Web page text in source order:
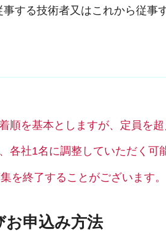
する技術者又はこれから従事
を基本としますが、定員を超
社1名に調整していただく可
を終了することがございます。
申込み方法